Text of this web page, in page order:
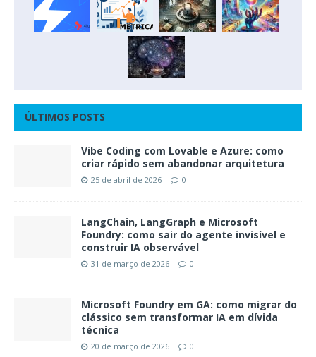
ÚLTIMOS POSTS
Vibe Coding com Lovable e Azure: como
criar rápido sem abandonar arquitetura
25 de abril de 2026 0
LangChain, LangGraph e Microsoft
Foundry: como sair do agente invisível e
construir IA observável
31 de março de 2026 0
Microsoft Foundry em GA: como migrar do
clássico sem transformar IA em dívida
técnica
20 de março de 2026 0